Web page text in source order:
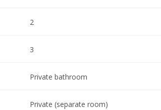
2
3
Private bathroom
Private (separate room)